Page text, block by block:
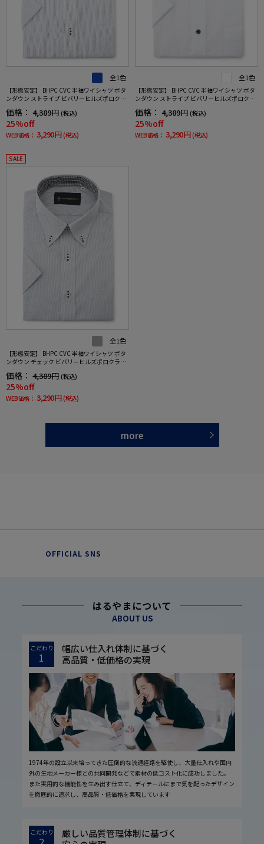
全1色
【形態安定】 BHPC CVC 半袖ワイシャツ ボタ
ンダウン ストライプ ビバリーヒルズポロクラ
価格： 4,389円 (税込)
25%off
WEB価格： 3,290円 (税込)
全1色
【形態安定】 BHPC CVC 半袖ワイシャツ ボタ
ンダウン ストライプ ビバリーヒルズポロクラ
価格： 4,389円 (税込)
25%off
WEB価格： 3,290円 (税込)
SALE
全1色
【形態安定】 BHPC CVC 半袖ワイシャツ ボタ
ンダウン チェック ビバリーヒルズポロクラブ
価格： 4,389円 (税込)
25%off
WEB価格： 3,290円 (税込)
more
OFFICIAL SNS
はるやまについて
ABOUT US
こだわり
1
幅広い仕入れ体制に基づく
高品質・低価格の実現
1974年の設立以来培ってきた圧倒的な流通経路を駆使し、大量仕入れや国内
外の生地メーカー様との共同開発などで素材の低コスト化に成功しました。
また実用的な機能性を生み出す仕立て、ディテールにまで気を配ったデザイン
を徹底的に追求し、高品質・低価格を実現しています
こだわり
厳しい品質管理体制に基づく